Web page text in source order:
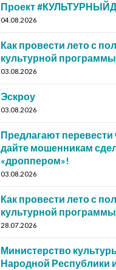
Проект
04.08.2026
Как провести лето с
культурной
03.08.2026
Эскроу
03.08.2026
Предлагают перевести
дайте мошенникам
«дроппером»!
03.08.2026
Как провести лето с
культурной
28.07.2026
Министерство
Народной Республики